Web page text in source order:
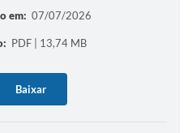
em: 07/07/2026
PDF | 13,74 MB
Baixar